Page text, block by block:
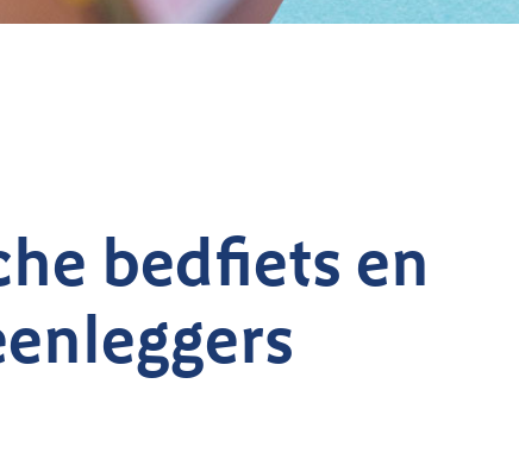
bedfiets en